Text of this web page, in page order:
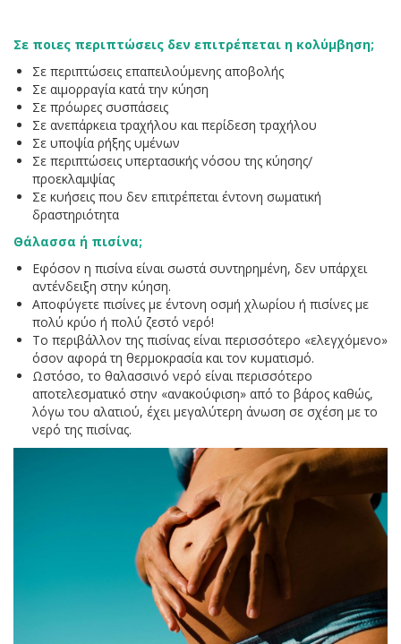
Σε ποιες περιπτώσεις δεν επιτρέπεται η κολύμβηση;
Σε περιπτώσεις επαπειλούμενης αποβολής
Σε αιμορραγία κατά την κύηση
Σε πρόωρες συσπάσεις
Σε ανεπάρκεια τραχήλου και περίδεση τραχήλου
Σε υποψία ρήξης υμένων
Σε περιπτώσεις υπερτασικής νόσου της κύησης/
προεκλαμψίας
Σε κυήσεις που δεν επιτρέπεται έντονη σωματική
δραστηριότητα
Θάλασσα ή πισίνα;
Εφόσον η πισίνα είναι σωστά συντηρημένη, δεν υπάρχει
αντένδειξη στην κύηση.
Αποφύγετε πισίνες με έντονη οσμή χλωρίου ή πισίνες με
πολύ κρύο ή πολύ ζεστό νερό!
Το περιβάλλον της πισίνας είναι περισσότερο «ελεγχόμενο»
όσον αφορά τη θερμοκρασία και τον κυματισμό.
Ωστόσο, το θαλασσινό νερό είναι περισσότερο
αποτελεσματικό στην «ανακούφιση» από το βάρος καθώς,
λόγω του αλατιού, έχει μεγαλύτερη άνωση σε σχέση με το
νερό της πισίνας.